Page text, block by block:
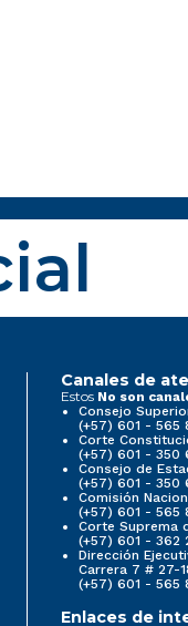
Canales de
Estos No son
Consejo
(+57) 601 - 565
Corte
(+57) 601 - 350
Consejo de
(+57) 601 - 350
Comisión
(+57) 601 - 565
Corte Suprema
(+57) 601 - 362
Dirección
Carrera 7 # 27-
(+57) 601 - 565
Enlaces de